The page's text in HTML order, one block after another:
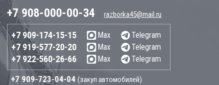
+7 908-000-00-34 razborka45@mail.ru
+7 909-174-15-15 Max Telegram
+7 919-577-20-20 Max Telegram
+7 922-560-26-66 Max Telegram
+7 909-723-04-04 (закуп автомобилей)